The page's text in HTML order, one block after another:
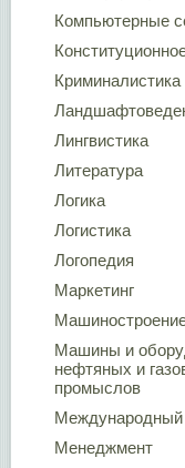
Компьютерные
Криминалистика
Лингвистика
Литература
Логика
Логистика
Логопедия
Маркетинг
Машины и
нефтяных и
промыслов
Международный
Менеджмент